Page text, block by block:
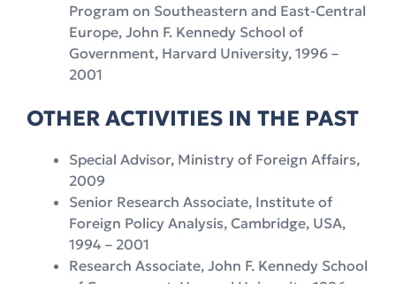
Program on Southeastern and East-Central
Europe, John F. Kennedy School of
Government, Harvard University, 1996 –
2001
OTHER ACTIVITIES IN THE PAST
Special Advisor, Ministry of Foreign Affairs,
2009
Senior Research Associate, Institute of
Foreign Policy Analysis, Cambridge, USA,
1994 – 2001
Research Associate, John F. Kennedy School